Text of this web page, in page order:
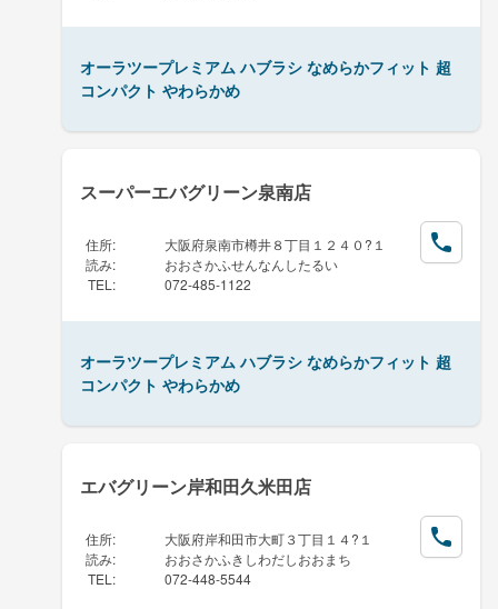
オーラツープレミアム ハブラシ なめらかフィット 超
コンパクト やわらかめ
スーパーエバグリーン泉南店
住所:
大阪府泉南市樽井８丁目１２４０?１
読み:
おおさかふせんなんしたるい
TEL : 072-485-1122
オーラツープレミアム ハブラシ なめらかフィット 超
コンパクト やわらかめ
エバグリーン岸和田久米田店
住所:
大阪府岸和田市大町３丁目１４?１
読み:
おおさかふきしわだしおおまち
TEL : 072-448-5544